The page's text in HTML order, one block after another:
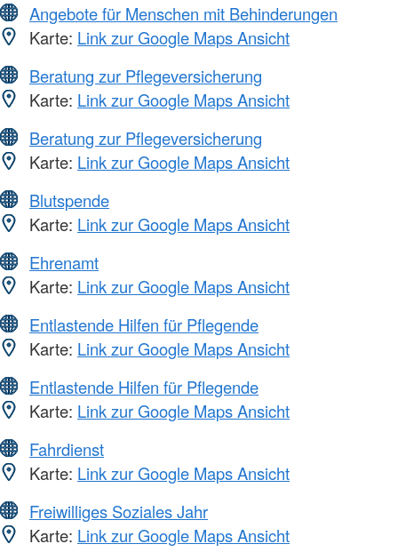
Angebote für Menschen mit Behinderungen
Karte: Link zur Google Maps Ansicht
Beratung zur Pflegeversicherung
Karte: Link zur Google Maps Ansicht
Beratung zur Pflegeversicherung
Karte: Link zur Google Maps Ansicht
Blutspende
Karte: Link zur Google Maps Ansicht
Ehrenamt
Karte: Link zur Google Maps Ansicht
Entlastende Hilfen für Pflegende
Karte: Link zur Google Maps Ansicht
Entlastende Hilfen für Pflegende
Karte: Link zur Google Maps Ansicht
Fahrdienst
Karte: Link zur Google Maps Ansicht
Freiwilliges Soziales Jahr
Karte: Link zur Google Maps Ansicht